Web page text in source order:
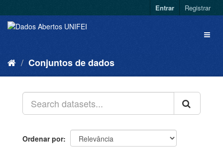
Entrar Registrar
Conjuntos de dados
Ordenar por